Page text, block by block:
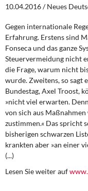
Leitlinien linker
Wirtschaftspolitik
Steuer- und
Öffentliche
Eurokrise und
DIE LINKE
Weitere Themen
Memo-Gruppe
10.04.2016 / Neues
Gegen internationale
Erfahrung. Erstens sind
Fonseca und das ganze
Steuervermeidung nicht
die Frage, warum nicht
wurde. Zweitens, so sagt
Bundestag, Axel Troost,
»nicht viel erwarten.
von sich aus
zustimmen.« Das spricht
bisherigen schwarzen
krankten aber »an einer
(...)
Lesen Sie weiter auf